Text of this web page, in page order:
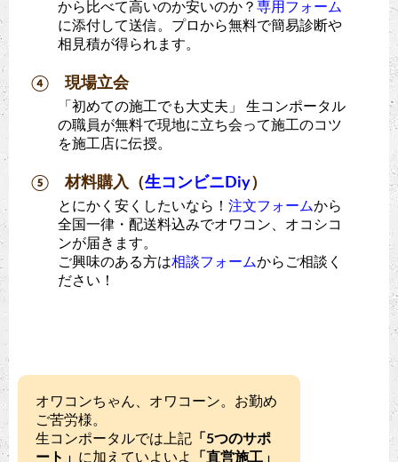
から比べて高いのか安いのか？ 専用フォーム
に添付して送信。プロから無料で簡易診断や
相見積が得られます。
④ 現場立会
「初めての施工でも大丈夫」 生コンポータル
の職員が無料で現地に立ち会って施工のコツ
を施工店に伝授。
⑤ 材料購入（生コンビニDiy）
とにかく安くしたいなら！ 注文フォームから
全国一律・配送料込みでオワコン、オコシコ
ンが届きます。
ご興味のある方は相談フォームからご相談く
ださい！
オワコンちゃん、オワコーン。お勤め
ご苦労様。
生コンポータルでは上記 「5つのサポ
ート」 に加えていよいよ
「直営施工」